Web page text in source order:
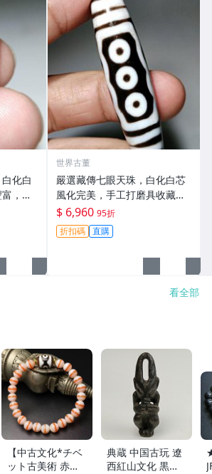
化白
，手
玩 發
世界古董
嚴選藏傳七眼天珠，白化白芯
風化完美，手工打磨具收藏價
值 磨砂 天然 魚眼 七眼天珠 白
化芯 風化包漿
$ 6,960 95折
折扣碼 直購
看全部
【中古文化*チベ
ット古美術 赤縞
典蔵 中国古玩 遼
西紅山文化 黒曜